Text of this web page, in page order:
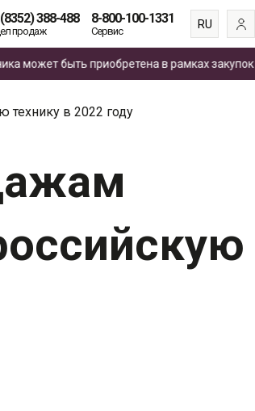
388-488
продаж
8-800-100-1331
Сервис
RU
EN
ES
быть приобретена в рамках закупокпо
в 2022 году